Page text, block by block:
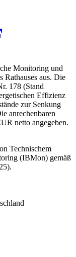
Monitoring und
Rathauses aus. Die
178 (Stand
Effizienz
zur Senkung
anrechenbaren
netto angegeben.
Technischem
(IBMon) gemäß